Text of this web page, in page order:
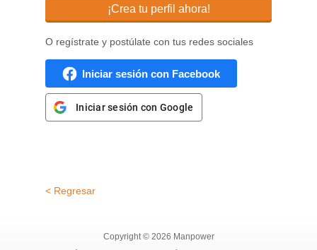
¡Crea tu perfil ahora!
O regístrate y postúlate con tus redes sociales
Iniciar sesión con Facebook
Iniciar sesión con Google
< Regresar
Copyright © 2026 Manpower